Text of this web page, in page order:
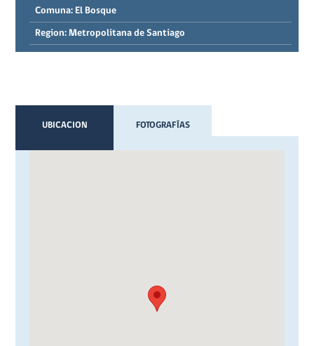
Comuna: El Bosque
Region: Metropolitana de Santiago
UBICACION FOTOGRAFÍAS